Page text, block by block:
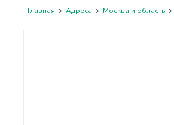
Главная Адреса Москва и область